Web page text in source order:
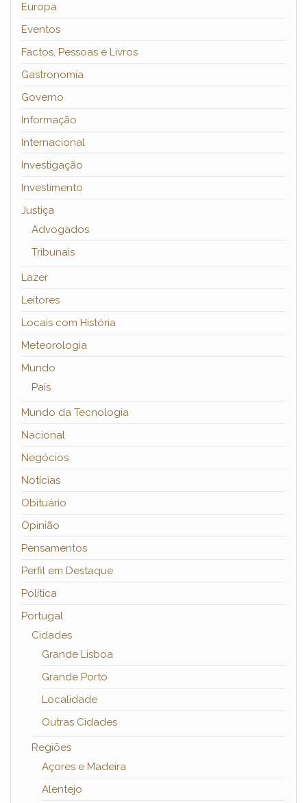
Europa
Eventos
Factos, Pessoas e Livros
Gastronomia
Governo
Informação
Internacional
Investigação
Investimento
Justiça
Advogados
Tribunais
Lazer
Leitores
Locais com História
Meteorologia
Mundo
País
Mundo da Tecnologia
Nacional
Negócios
Notícias
Obituário
Opinião
Pensamentos
Perfil em Destaque
Política
Portugal
Cidades
Grande Lisboa
Grande Porto
Localidade
Outras Cidades
Regiões
Açores e Madeira
Alentejo